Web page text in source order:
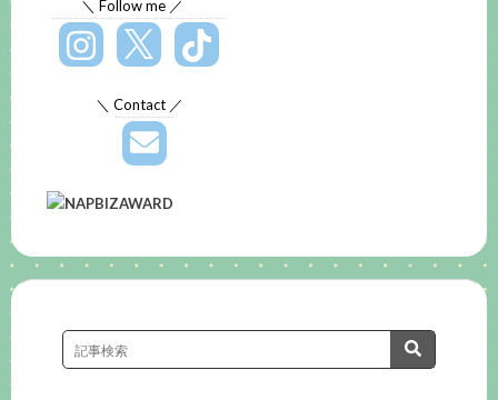
＼ Follow me ／
＼ Contact ／